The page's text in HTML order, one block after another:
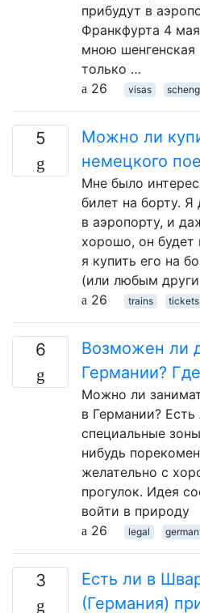
прибудут в
Франкфурта 4
мною шенгенская
только …
26
visas
5
Можно ли
немецкого
Мне было
билет на борту. Я
в аэропорту, и
хорошо, он
я купить его на
(или любым
26
trains tickets
6
Возможен ли
Германии?
Можно ли
в Германии? Есть
специальные
нибудь
желательно с
прогулок. Идея
войти в природу
26
legal
3
Есть ли в
(Германия)